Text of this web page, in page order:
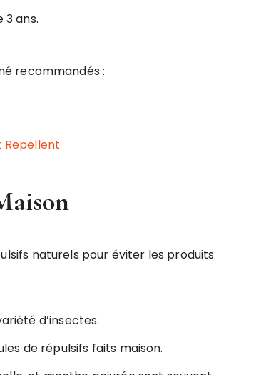
3 ans.
recommandés :
Repellent
naturels pour éviter les produits
d’insectes.
de répulsifs faits maison.